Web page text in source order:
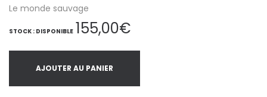
Le monde sauvage
STOCK : DISPONIBLE 155,00€
AJOUTER AU PANIER